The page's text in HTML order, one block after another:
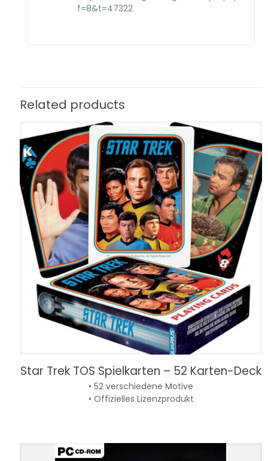
f=8&t=47322
Related products
Star Trek TOS Spielkarten – 52 Karten-Deck
• 52 verschiedene Motive
• Offizielles Lizenzprodukt